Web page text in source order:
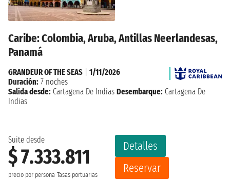
Caribe: Colombia, Aruba, Antillas Neerlandesas,
Panamá
Suite desde
$ 7.333.811
precio por persona Tasas portuarias
Detalles
Reservar
GRANDEUR OF THE SEAS
1/11/2026
Duración: 7 noches
Salida desde: Cartagena De Indias Desembarque: Cartagena De
Indias